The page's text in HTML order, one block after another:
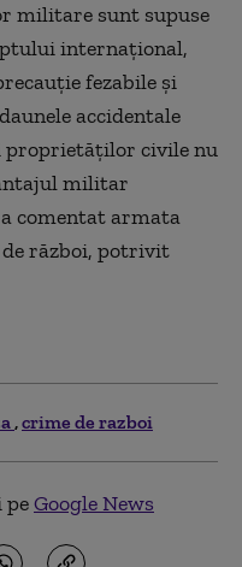
militare sunt supuse
internaţional,
fezabile şi
accidentale
proprietăţilor civile nu
militar
comentat armata
război, potrivit
crime de razboi
peGoogle News